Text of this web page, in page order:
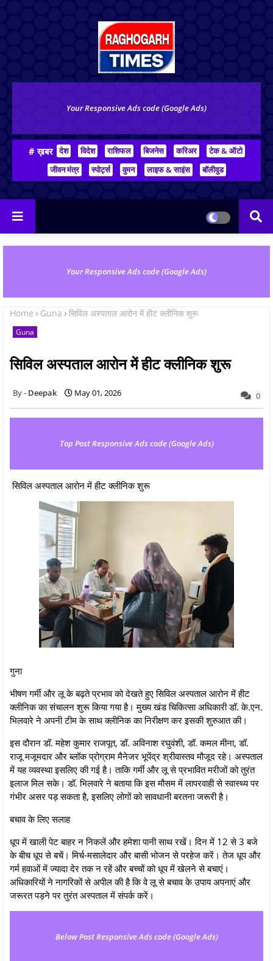
Your Responsive Ads code (Google Ads)
# ख़बर देश विदेश राशिफल बिजनेस करिअर
टेक & ऑटो
जीवन मंत्र
स्पोर्ट्स वुमन लाइफ & साइंस बॉलीवुड
Your Responsive Ads code (Google Ads)
Home Guna सिविल अस्पताल आरोन में हीट क्लीनिक शुरू
Guna
सिविल अस्पताल आरोन में हीट क्लीनिक शुरू
Deepak May 01, 2026 0
Top Post Responsive Ads code (Google Ads)
सिविल अस्पताल आरोन में हीट क्लीनिक शुरू
गुना
भीषण गर्मी और लू के बढ़ते प्रभाव को देखते हुए सिविल अस्पताल आरोन में हीट
क्लीनिक का संचालन शुरू किया गया है। मुख्य खंड चिकित्सा अधिकारी डॉ. के.एन.
भिलवारे ने अपनी टीम के साथ क्लीनिक का निरीक्षण कर इसकी शुरुआत की।
इस दौरान डॉ. महेश कुमार राजपूत, डॉ. अविनाश रघुवंशी, डॉ. कमल मीना, डॉ.
राजू मजूमदार और ब्लॉक प्रोग्राम मैनेजर भूपेंद्र श्रीवास्तव मौजूद रहे। अस्पताल
में यह व्यवस्था इसलिए की गई है। ताकि गर्मी और लू से प्रभावित मरीजों को तुरंत
इलाज मिल सके। डॉ. भिलवारे ने बताया कि इस मौसम में लापरवाही से स्वास्थ्य पर
गंभीर असर पड़ सकता है, इसलिए लोगों को सावधानी बरतना जरूरी है।
बचाव के लिए सलाह
धूप में खाली पेट बाहर न निकलें और हमेशा पानी साथ रखें। दिन में 12 से 3 बजे
के बीच धूप से बचें। मिर्च-मसालेदार और बासी भोजन से परहेज करें। तेज धूप और
गर्म हवाओं में ज्यादा देर तक न रहें और बच्चों को धूप में खेलने से बचाएं।
अधिकारियों ने नागरिकों से अपील की है कि वे लू से बचाव के उपाय अपनाएं और
जरूरत पड़ने पर तुरंत अस्पताल में संपर्क करें।
Below Post Responsive Ads code (Google Ads)